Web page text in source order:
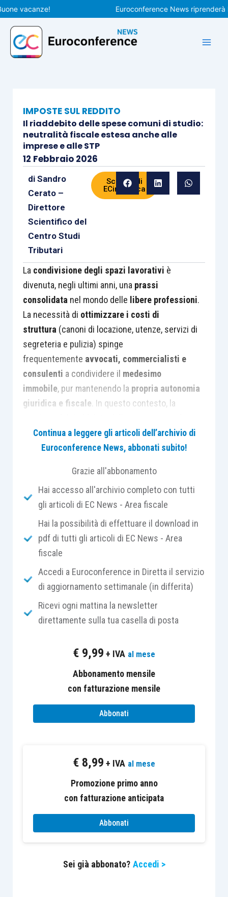
Vai
al
contenuto
vacanze! Euroconference News riprenderà le
IMPOSTE SUL REDDITO
Il riaddebito delle spese comuni di studio:
neutralità fiscale estesa anche alle
imprese e alle STP
12 Febbraio 2026
di Sandro
Cerato –
Direttore
Scientifico del
Centro Studi
Tributari
Scheda di
ECinPratica
La condivisione degli spazi lavorativi è
divenuta, negli ultimi anni, una prassi
consolidata nel mondo delle libere professioni.
La necessità di ottimizzare i costi di
struttura (canoni di locazione, utenze, servizi di
segreteria e pulizia) spinge
frequentemente avvocati, commercialisti e
consulenti a condividere il medesimo
immobile, pur mantenendo la propria autonomia
giuridica e fiscale. In questo contesto, la
sostenute da un unico intestatario (spesso il
titolare del contratto di locazione) nei confronti
storicamentequestioni di inquadramento
tributario, recentementerisolte
dal Legislatoree chiarite in senso estensivo
dall’Agenzia delle Entrate.
Con l’avvento del
192/2024
, attuativo della Riforma fiscale in
materia di IRPEF e IRES, e i successivi chiarimenti
consolidato un principio di neutralità
fiscaleche meritaun’attenta analisi, soprattutto
anche a soggetti diversi dai meri professionisti
persone fisiche.
, TUIR
si basava principalmente su
), secondo le quali
per l’uso comune
non costituiva reddito per il
percipiente, a fronte di una indeducibilità della
Riforma ha inteso elevaretale principio al rango
Continua a leggere gli articoli dell’archivio di
Euroconference News, abbonati subito!
Grazie all'abbonamento
Hai accesso all'archivio completo con tutti
gli articoli di EC News - Area fiscale
Hai la possibilità di effettuare il download in
pdf di tutti gli articoli di EC News - Area
fiscale
Accedi a Euroconference in Diretta il servizio
di aggiornamento settimanale (in differita)
Ricevi ogni mattina la newsletter
direttamente sulla tua casella di posta
€ 9,99 + IVA al mese
Abbonamento mensile
con fatturazione mensile
Abbonati
€ 8,99 + IVA al mese
Promozione primo anno
con fatturazione anticipata
Abbonati
Sei già abbonato? Accedi >